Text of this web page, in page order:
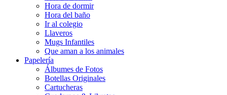
Hora de dormir
Hora del baño
Ir al colegio
Llaveros
Mugs Infantiles
Que aman a los animales
Papelería
Álbumes de Fotos
Botellas Originales
Cartucheras